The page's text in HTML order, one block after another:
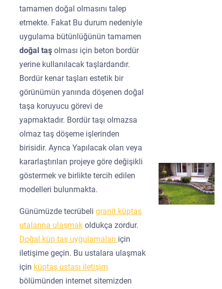
tamamen doğal olmasını talep
etmekte. Fakat Bu durum nedeniyle
uygulama bütünlüğünün tamamen
doğal taşolması için beton bordür
yerine kullanılacak taşlardandır.
Bordür kenar taşları estetik bir
görünümün yanında döşenen doğal
taşa koruyucu görevi de
yapmaktadır. Bordür taşı olmazsa
olmaz taş döşeme işlerinden
birisidir. Ayrıca Yapılacak olan veya
kararlaştırılan projeye göre değişikli
göstermek ve birlikte tercih edilen
modelleri bulunmakta.
Günümüzde tecrübeligranit küptaş
utalarına ulaşmak oldukça zordur.
Doğal küp taş uygulamaları için
iletişime geçin. Bu ustalara ulaşmak
için küptaş ustası iletişim
bölümünden internet sitemizden